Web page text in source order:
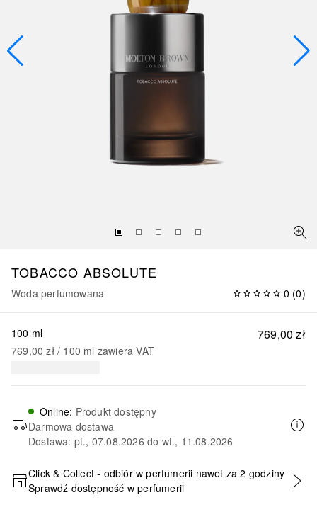
TOBACCO ABSOLUTE
Woda perfumowana 0 (0)
769,00 zł
100 ml
769,00 zł / 100 ml zawiera VAT
Online: Produkt dostępny
Darmowa dostawa
Dostawa: pt., 07.08.2026 do wt., 11.08.2026
DODAJ DO KOSZYKA
Click & Collect - odbiór w perfumerii nawet za 2 godziny
Sprawdź dostępność w perfumerii